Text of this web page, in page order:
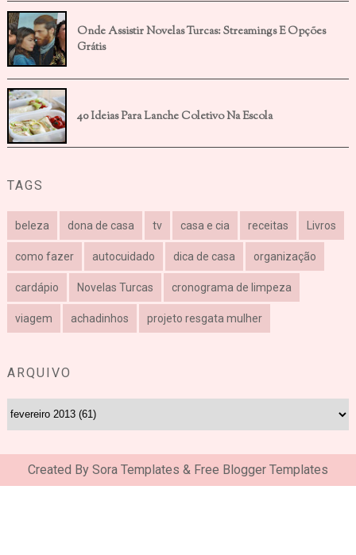
Onde Assistir Novelas Turcas: Streamings E Opções
Grátis
40 Ideias Para Lanche Coletivo Na Escola
TAGS
beleza dona de casa tv casa e cia receitas Livros
como fazer autocuidado dica de casa organização
cardápio Novelas Turcas cronograma de limpeza
viagem achadinhos projeto resgata mulher
ARQUIVO
Created By Sora Templates & Free Blogger Templates